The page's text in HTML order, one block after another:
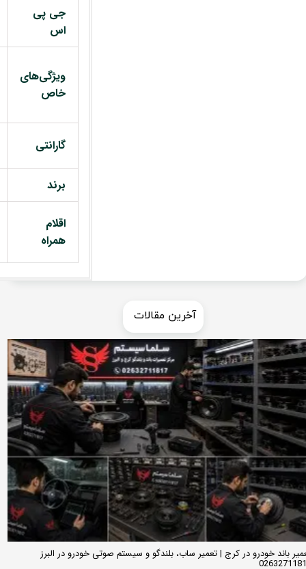
جی پی
اس
ویژگی‌های
خاص
گارانتی
برند
اقلام
همراه
باند خودرو در کرج | تعمیر ساب، بلندگو و سیستم صوتی خودرو در البرز
​​آخرین مقالات